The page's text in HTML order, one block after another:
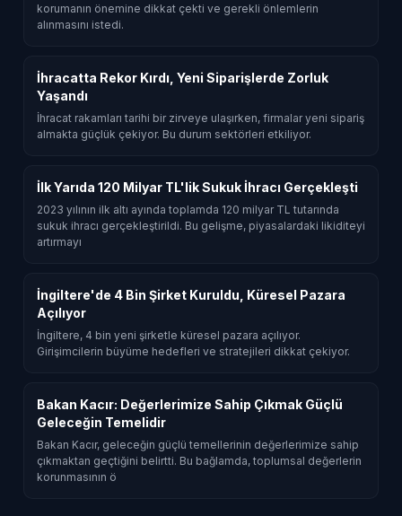
korumanın önemine dikkat çekti ve gerekli önlemlerin
alınmasını istedi.
İhracatta Rekor Kırdı, Yeni Siparişlerde Zorluk
Yaşandı
İhracat rakamları tarihi bir zirveye ulaşırken, firmalar yeni sipariş
almakta güçlük çekiyor. Bu durum sektörleri etkiliyor.
İlk Yarıda 120 Milyar TL'lik Sukuk İhracı Gerçekleşti
2023 yılının ilk altı ayında toplamda 120 milyar TL tutarında
sukuk ihracı gerçekleştirildi. Bu gelişme, piyasalardaki likiditeyi
artırmayı
İngiltere'de 4 Bin Şirket Kuruldu, Küresel Pazara
Açılıyor
İngiltere, 4 bin yeni şirketle küresel pazara açılıyor.
Girişimcilerin büyüme hedefleri ve stratejileri dikkat çekiyor.
Bakan Kacır: Değerlerimize Sahip Çıkmak Güçlü
Geleceğin Temelidir
Bakan Kacır, geleceğin güçlü temellerinin değerlerimize sahip
çıkmaktan geçtiğini belirtti. Bu bağlamda, toplumsal değerlerin
korunmasının ö